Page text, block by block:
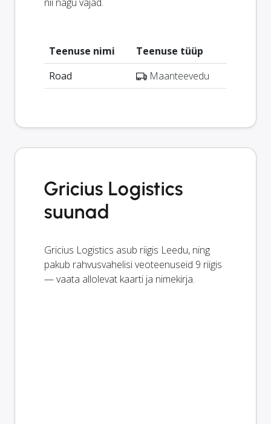
Teenuse nimi
Teenuse tüüp
Road
Maanteevedu
Gricius Logistics
suunad
Gricius Logistics asub riigis Leedu, ning
pakub rahvusvahelisi veoteenuseid 9 riigis
— vaata allolevat kaarti ja nimekirja.